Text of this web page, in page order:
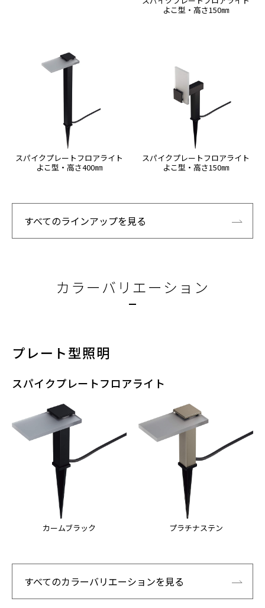
よこ型・高さ150㎜
スパイクプレートフロアライト
よこ型・高さ400㎜
スパイクプレートフロアライト
よこ型・高さ150㎜
すべてのラインアップを見る
カラーバリエーション
プレート型照明
スパイクプレートフロアライト
カームブラック プラチナステン
すべてのカラーバリエーションを見る